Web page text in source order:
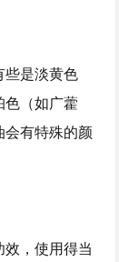
些是淡黄色
色（如广藿
会有特殊的颜
，使用得当